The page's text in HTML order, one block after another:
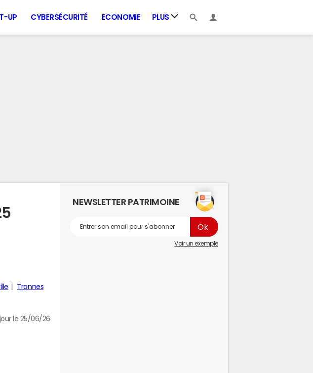
UP CYBERSÉCURITÉ ECONOMIE PLUS
Trannes
le 25/06/26
NEWSLETTER PATRIMOINE
Voir un exemple